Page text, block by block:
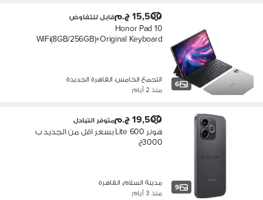
6
15,500 ج.م قابل للتفاوض
Honor Pad 10
WiFi(8GB/256GB)+Original Keyboard
التجمع الخامس، القاهرة الجديدة
منذ 2 أيام
9
19,500 ج.م متوفر التبادل
هونر 600 Lite بسعر اقل من الجديد ب
3000ج
مدينة السلام، القاهرة
منذ 3 أيام